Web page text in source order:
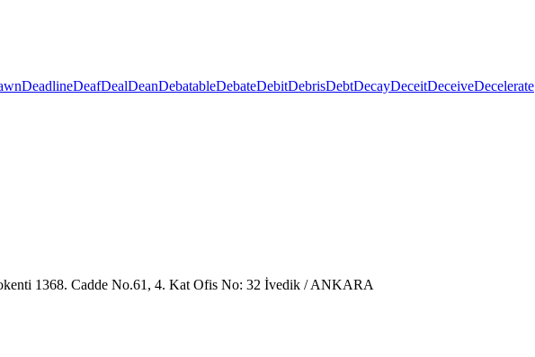
DeadlineDeafDealDeanDebatableDebateDebitDebrisDebtDecayDeceitDeceiveDecelerate
1368. Cadde No.61, 4. Kat Ofis No: 32 İvedik / ANKARA